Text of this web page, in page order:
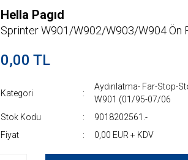
Hella Pagıd
Sprinter W901/W902/W903/W904 Ön
0,00 TL
Kategori
Aydınlatma- Far-Stop-
W901 (01/95-07/06
Stok Kodu
9018202561.-
Fiyat
0,00 EUR + KDV